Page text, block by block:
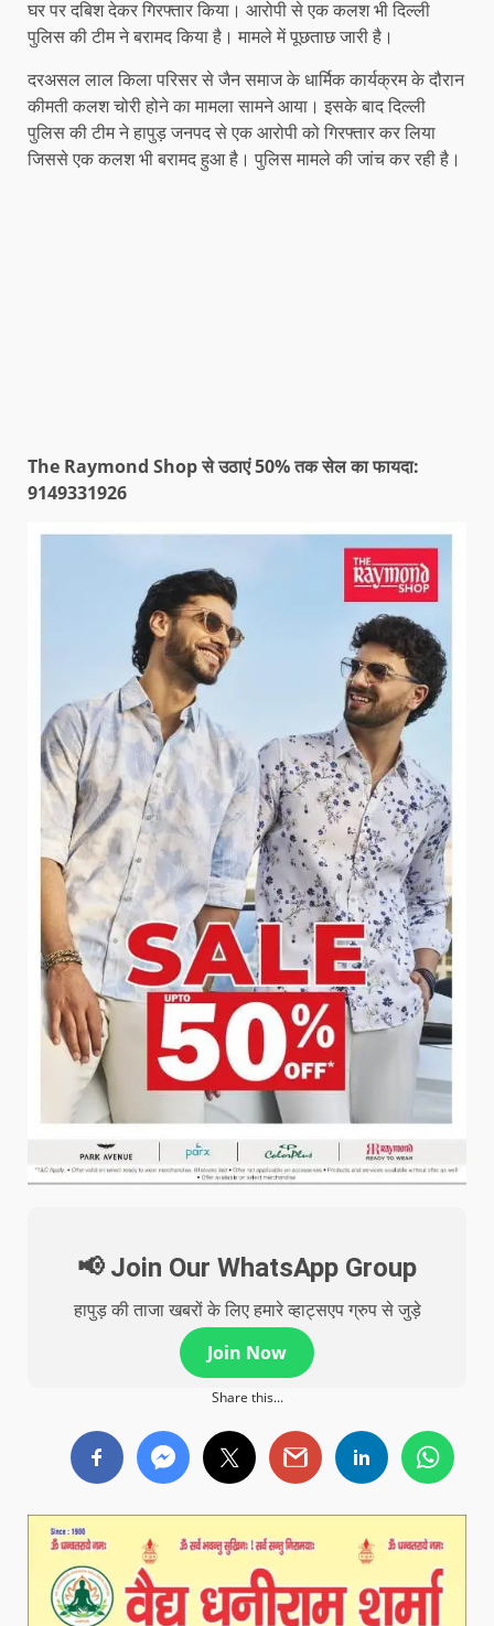
घर पर दबिश देकर गिरफ्तार किया। आरोपी से एक कलश भी दिल्ली
पुलिस की टीम ने बरामद किया है। मामले में पूछताछ जारी है।
दरअसल लाल किला परिसर से जैन समाज के धार्मिक कार्यक्रम के दौरान
कीमती कलश चोरी होने का मामला सामने आया। इसके बाद दिल्ली
पुलिस की टीम ने हापुड़ जनपद से एक आरोपी को गिरफ्तार कर लिया
जिससे एक कलश भी बरामद हुआ है। पुलिस मामले की जांच कर रही है।
The Raymond Shop से उठाएं 50% तक सेल का फायदा:
9149331926
📢 Join Our WhatsApp Group
हापुड़ की ताजा खबरों के लिए हमारे व्हाट्सएप ग्रुप से जुड़े
Join Now
Share this...